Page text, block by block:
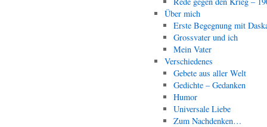
Über mich
Erste Begegnung mit
Grossvater und ich
Mein Vater
Verschiedenes
Gebete aus aller Welt
Gedichte – Gedanken
Humor
Universale Liebe
Zum Nachdenken…